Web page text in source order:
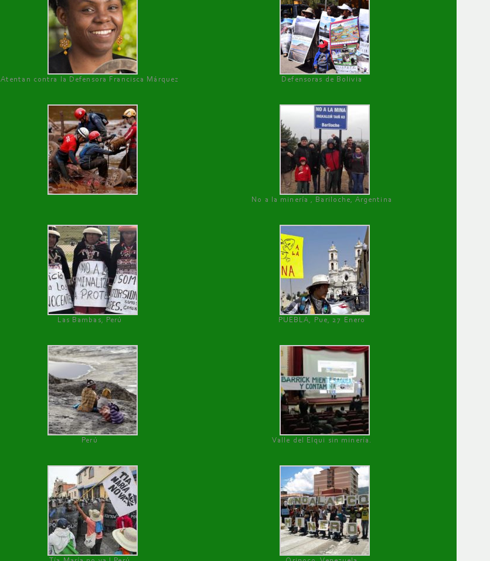
Atentan contra la Defensora Francisca Márquez Defensoras de Bolivia
No a la minería , Bariloche, Argentina
Las Bambas, Perú PUEBLA, Pue, 27 Enero
Perú Valle del Elqui sin minería.